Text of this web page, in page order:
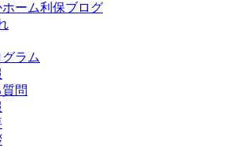
ーム利保ブログ
ラム
問